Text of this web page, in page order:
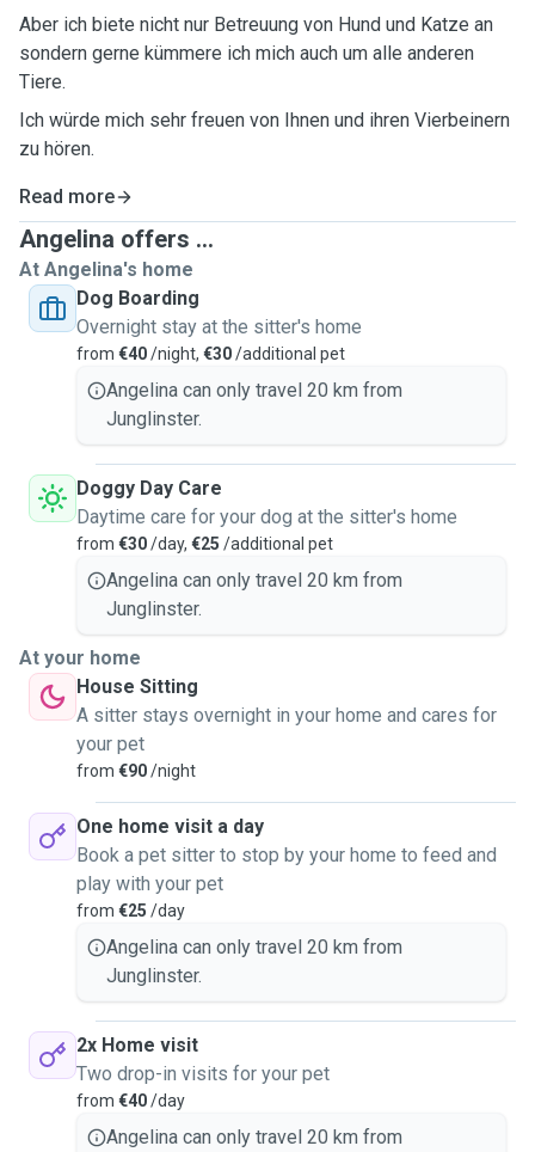
Aber ich biete nicht nur Betreuung von Hund und Katze an
sondern gerne kümmere ich mich auch um alle anderen
Tiere.
Ich würde mich sehr freuen von Ihnen und ihren Vierbeinern
zu hören.
Read more
Angelina offers ...
At Angelina's home
Dog Boarding
Overnight stay at the sitter's home
from €40/night, €30/additional pet
Angelina can only travel 20 km from
Junglinster.
Doggy Day Care
Daytime care for your dog at the sitter's home
from €30/day, €25 /additional pet
Angelina can only travel 20 km from
Junglinster.
At your home
House Sitting
A sitter stays overnight in your home and cares for
your pet
from €90/night
One home visit a day
Book a pet sitter to stop by your home to feed and
play with your pet
from €25 /day
Angelina can only travel 20 km from
Junglinster.
2x Home visit
Two drop-in visits for your pet
from €40/day
Angelina can only travel 20 km from